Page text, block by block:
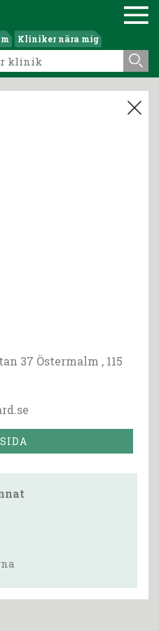
Kliniker nära mig
37 Östermalm , 115